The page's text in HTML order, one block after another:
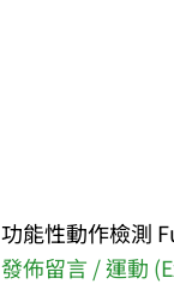
功能性動作檢測
發佈留言 /運動